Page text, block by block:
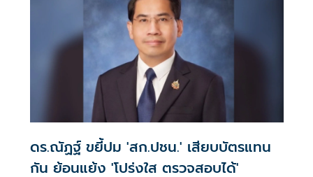
ดร.ณัฏฐ์ ขยี้ปม 'สก.ปชน.' เสียบบัตรแทน
กัน ย้อนแย้ง 'โปร่งใส ตรวจสอบได้'